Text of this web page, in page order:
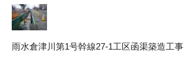
雨水倉津川第1号幹線27-1工区函渠築造工事